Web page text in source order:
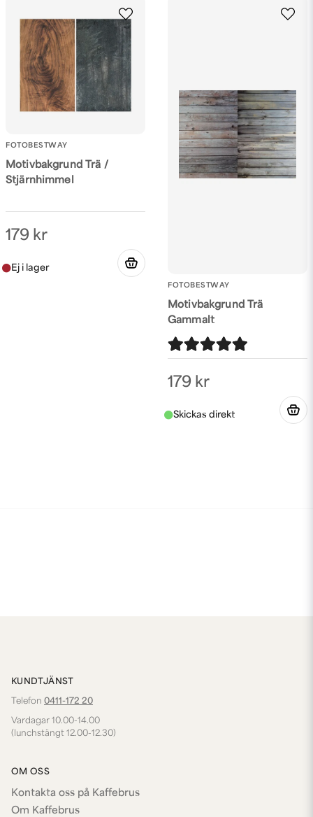
FOTOBESTWAY
Motivbakgrund Trä /
Stjärnhimmel
179 kr
FOTOBESTWAY
Motivbakgrund Trä
Gammalt
179 kr
KUNDTJÄNST
Telefon 0411-172 20
Vardagar 10.00-14.00
(lunchstängt 12.00-12.30)
OM OSS
Kontakta oss på Kaffebrus
Om Kaffebrus